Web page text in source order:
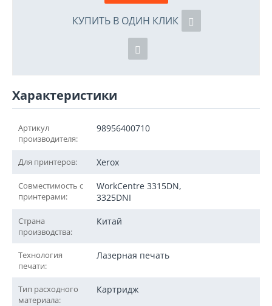
КУПИТЬ В ОДИН КЛИК
Характеристики
Артикул
производителя:
98956400710
Для принтеров: Xerox
Совместимость с
принтерами:
WorkCentre 3315DN,
3325DNI
Страна
производства:
Китай
Технология
печати:
Лазерная печать
Тип расходного
материала:
Картридж